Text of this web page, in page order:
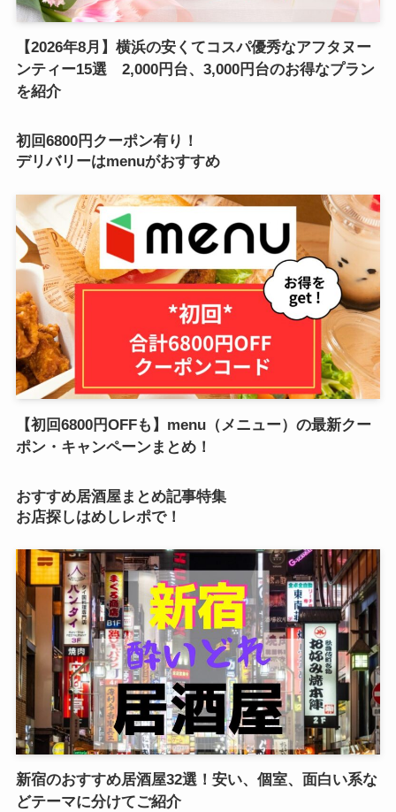
【2026年8月】横浜の安くてコスパ優秀なアフタヌー
ンティー15選 2,000円台、3,000円台のお得なプラン
を紹介
初回6800円クーポン有り！
デリバリーはmenuがおすすめ
【初回6800円OFFも】menu（メニュー）の最新クー
ポン・キャンペーンまとめ！
おすすめ居酒屋まとめ記事特集
お店探しはめしレポで！
新宿のおすすめ居酒屋32選！安い、個室、面白い系な
どテーマに分けてご紹介